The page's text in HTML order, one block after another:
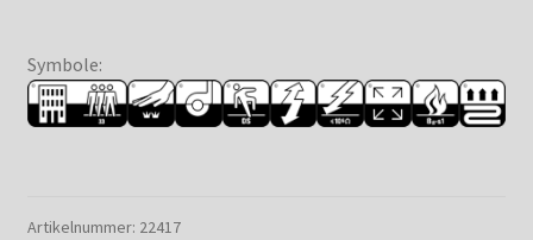
Symbole:
Artikelnummer: 22417